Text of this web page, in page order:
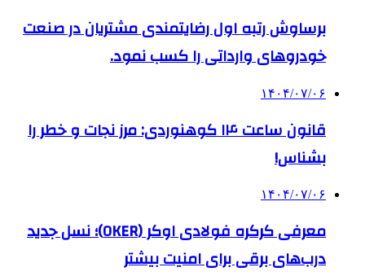
برساوش رتبه اول رضایتمندی مشتریان در صنعت
خودروهای وارداتی را کسب نمود.
۱۴۰۴/۰۷/۰۶
قانون ساعت ۱۴ کوهنوردی: مرز نجات و خطر را
بشناس!
۱۴۰۴/۰۷/۰۶
معرفی کرکره فولادی اوکر (OKER)؛ نسل جدید
درب‌های برقی برای امنیت بیشتر